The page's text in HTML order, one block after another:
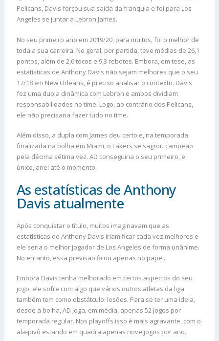
Pelicans, Davis forçou sua saída da franquia e foi para Los
Angeles se juntar a Lebron James.
No seu primeiro ano em 2019/20, para muitos, foi o melhor de
toda a sua carreira. No geral, por partida, teve médias de 26,1
pontos, além de 2,6 tocos e 9,3 rebotes. Embora, em tese, as
estatísticas de Anthony Davis não sejam melhores que o seu
17/18 em New Orleans, é preciso analisar o contexto. Davis
fez uma dupla dinâmica com Lebron e ambos dividiam
responsabilidades no time. Logo, ao contrário dos Pelicans,
ele não precisaria fazer tudo no time.
Além disso, a dupla com James deu certo e, na temporada
finalizada na bolha em Miami, o Lakers se sagrou campeão
pela décima sétima vez. AD conseguiria o seu primeiro, e
único, anel até o momento.
As estatísticas de Anthony
Davis atualmente
Após conquistar o título, muitos imaginavam que as
estatísticas de Anthony Davis iriam ficar cada vez melhores e
ele seria o melhor jogador de Los Angeles de forma unânime.
No entanto, essa previsão ficou apenas no papel.
Embora Davis tenha melhorado em certos aspectos do seu
jogo, ele sofre com algo que vários outros atletas da liga
também tem como obstátculo: lesões. Para se ter uma ideia,
desde a bolha, AD joga, em média, apenas 52 jogos por
temporada regular. Nos playoffs isso é mais agravante, com o
ala-pivô estando em quadra apenas nove jogos por ano.